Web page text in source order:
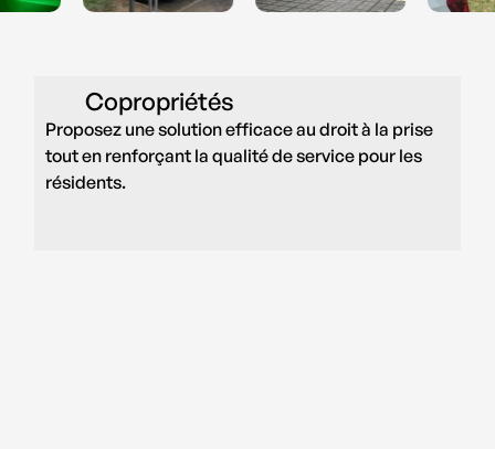
Copropriétés
Proposez une solution efficace au droit à la prise
tout en renforçant la qualité de service pour les
résidents.
8
9
8
9